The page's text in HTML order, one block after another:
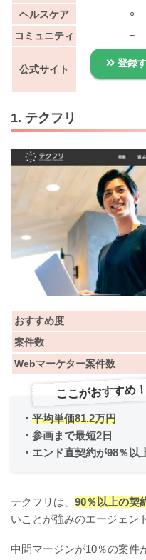
ヘルスケア ○
コミュニティ –
公式サイト
登録
1. テクフリ
おすすめ度
案件数
Webマーケター案件数
ここがおすすめ！
・ 平均単価81.2万円
・参画まで最短2日
・エンド直契約が98％以
テクフリは、 90％以上の契
いことが強みのエージェン
中間マージンが10％の案件